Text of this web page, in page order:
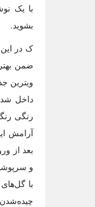
با یک
بشوید.
ضمن
ویترین
داخل
رنگی
آرامش
بعد از
و
با